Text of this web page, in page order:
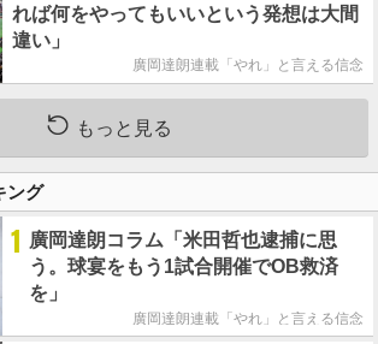
れば何をやってもいいという発想は大間
違い」
廣岡達朗連載「やれ」と言える信念
もっと見る
ング
1 廣岡達朗コラム「米田哲也逮捕に思
う。球宴をもう1試合開催でOB救済
を」
廣岡達朗連載「やれ」と言える信念